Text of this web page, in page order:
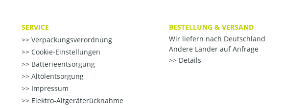
SERVICE
Verpackungsverordnung
Cookie-Einstellungen
Batterieentsorgung
Altölentsorgung
Impressum
Elektro-Altgeräterücknahme
BESTELLUNG & VERSAND
Wir liefern nach Deutschland
Andere Länder auf Anfrage
Details